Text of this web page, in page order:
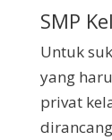
SMP
Untuk
yang
privat